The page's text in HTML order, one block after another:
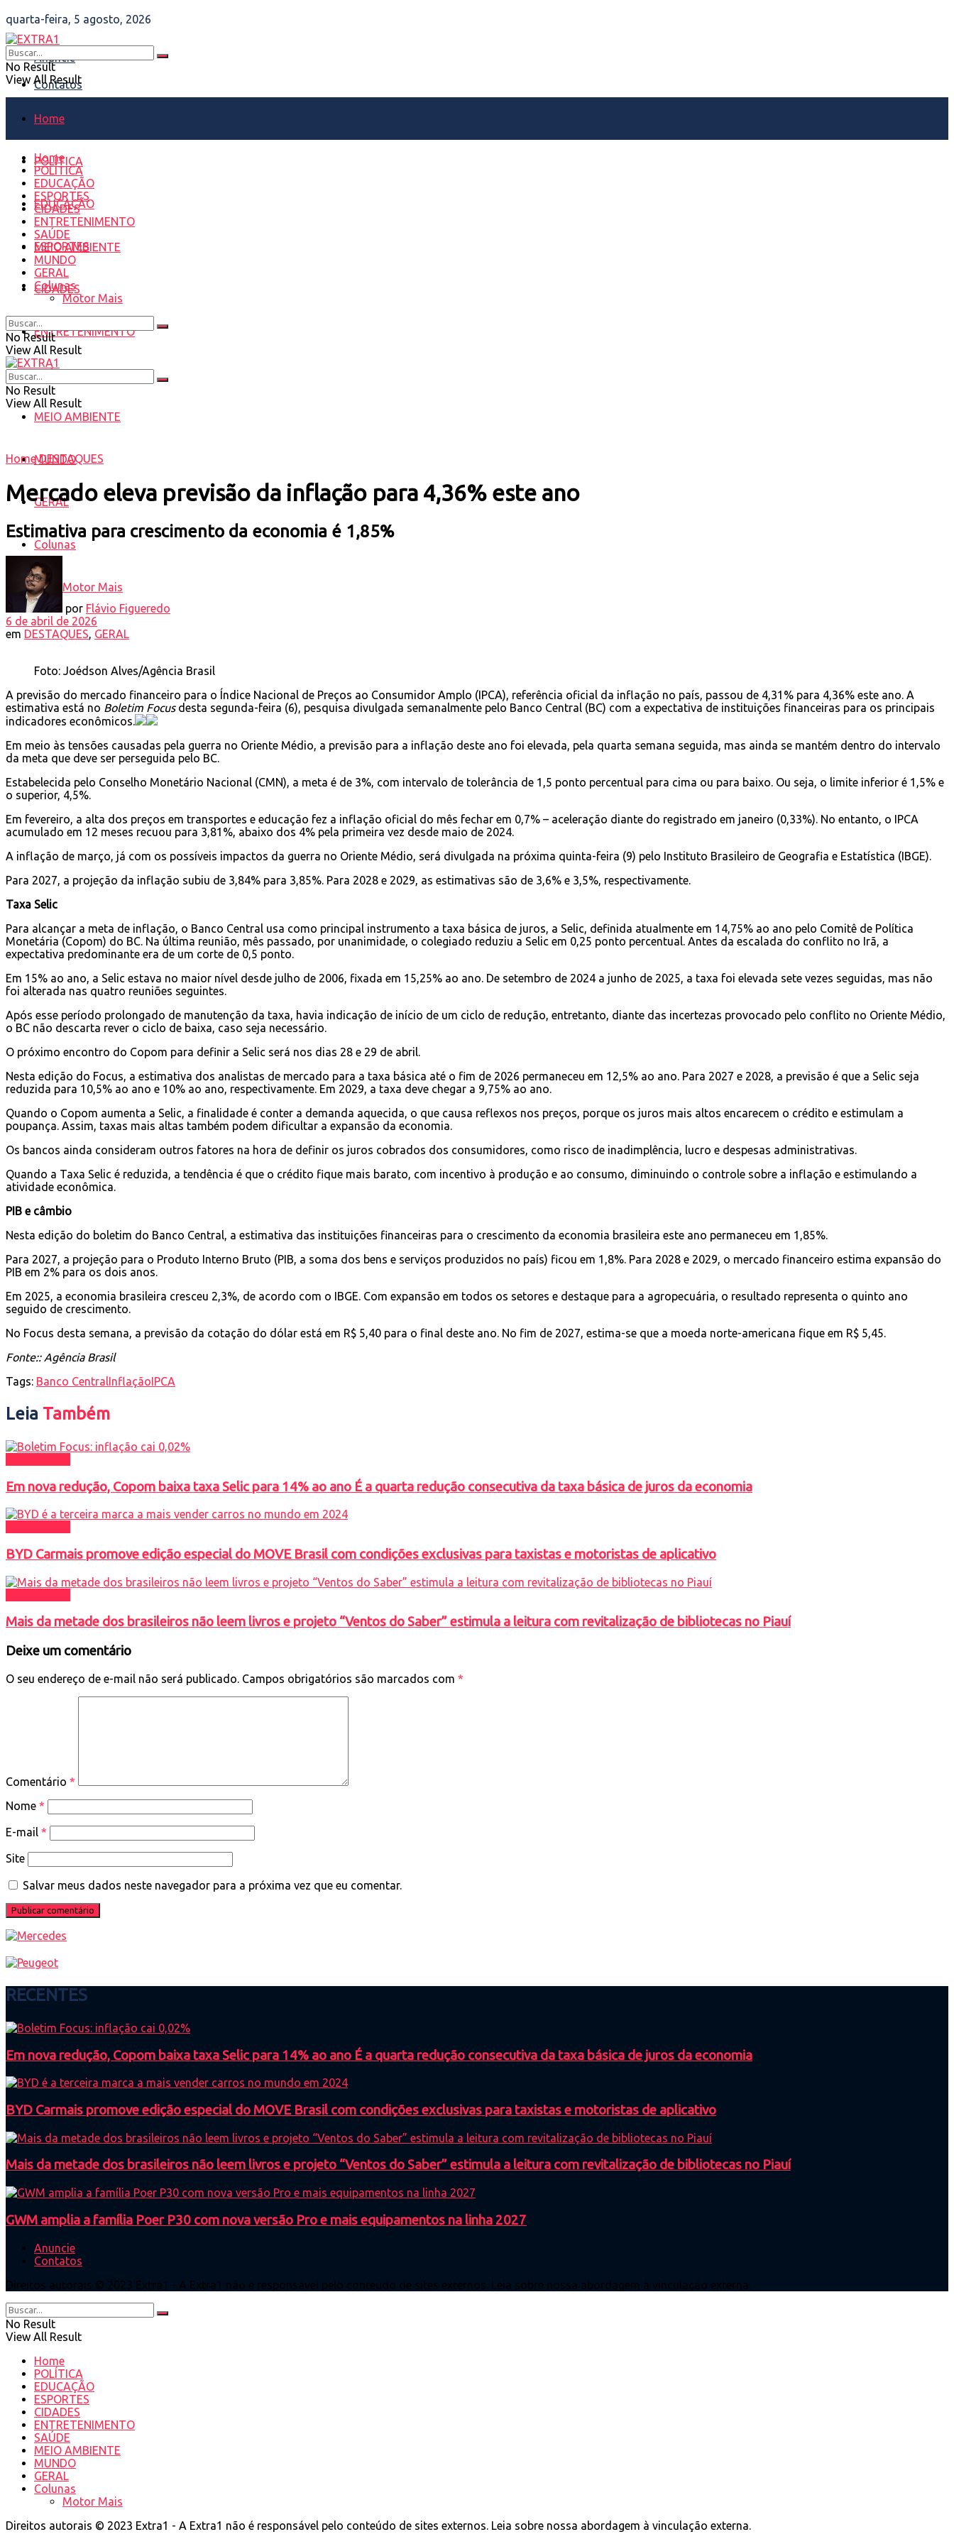
quarta-feira, 5 agosto, 2026
Anuncie
Contatos
No Result
View All Result
Home
POLÍTICA
EDUCAÇÃO
ESPORTES
CIDADES
ENTRETENIMENTO
SAÚDE
MEIO AMBIENTE
MUNDO
GERAL
Colunas
Motor Mais
Home
POLÍTICA
EDUCAÇÃO
ESPORTES
CIDADES
ENTRETENIMENTO
SAÚDE
MEIO AMBIENTE
MUNDO
GERAL
Colunas
Motor Mais
No Result
View All Result
No Result
View All Result
Home DESTAQUES
Mercado eleva previsão da inflação para 4,36% este ano
Estimativa para crescimento da economia é 1,85%
por Flávio Figueredo
6 de abril de 2026
em DESTAQUES, GERAL
Foto: Joédson Alves/Agência Brasil
A previsão do mercado financeiro para o Índice Nacional de Preços ao Consumidor Amplo (IPCA), referência oficial da inflação no país, passou de 4,31% para 4,36% este ano. A
estimativa está no Boletim Focusdesta segunda-feira (6), pesquisa divulgada semanalmente pelo Banco Central (BC) com a expectativa de instituições financeiras para os principais
indicadores econômicos.
Em meio às tensões causadas pela guerra no Oriente Médio, a previsão para a inflação deste ano foi elevada, pela quarta semana seguida, mas ainda se mantém dentro do intervalo
da meta que deve ser perseguida pelo BC.
Estabelecida pelo Conselho Monetário Nacional (CMN), a meta é de 3%, com intervalo de tolerância de 1,5 ponto percentual para cima ou para baixo. Ou seja, o limite inferior é 1,5% e
o superior, 4,5%.
Em fevereiro, a alta dos preços em transportes e educação fez a inflação oficial do mês fechar em 0,7% – aceleração diante do registrado em janeiro (0,33%). No entanto, o IPCA
acumulado em 12 meses recuou para 3,81%, abaixo dos 4% pela primeira vez desde maio de 2024.
A inflação de março, já com os possíveis impactos da guerra no Oriente Médio, será divulgada na próxima quinta-feira (9) pelo Instituto Brasileiro de Geografia e Estatística (IBGE).
Para 2027, a projeção da inflação subiu de 3,84% para 3,85%. Para 2028 e 2029, as estimativas são de 3,6% e 3,5%, respectivamente.
Taxa Selic
Para alcançar a meta de inflação, o Banco Central usa como principal instrumento a taxa básica de juros, a Selic, definida atualmente em 14,75% ao ano pelo Comitê de Política
Monetária (Copom) do BC. Na última reunião, mês passado, por unanimidade, o colegiado reduziu a Selic em 0,25 ponto percentual. Antes da escalada do conflito no Irã, a
expectativa predominante era de um corte de 0,5 ponto.
Em 15% ao ano, a Selic estava no maior nível desde julho de 2006, fixada em 15,25% ao ano. De setembro de 2024 a junho de 2025, a taxa foi elevada sete vezes seguidas, mas não
foi alterada nas quatro reuniões seguintes.
Após esse período prolongado de manutenção da taxa, havia indicação de início de um ciclo de redução, entretanto, diante das incertezas provocado pelo conflito no Oriente Médio,
o BC não descarta rever o ciclo de baixa, caso seja necessário.
O próximo encontro do Copom para definir a Selic será nos dias 28 e 29 de abril.
Nesta edição do Focus, a estimativa dos analistas de mercado para a taxa básica até o fim de 2026 permaneceu em 12,5% ao ano. Para 2027 e 2028, a previsão é que a Selic seja
reduzida para 10,5% ao ano e 10% ao ano, respectivamente. Em 2029, a taxa deve chegar a 9,75% ao ano.
Quando o Copom aumenta a Selic, a finalidade é conter a demanda aquecida, o que causa reflexos nos preços, porque os juros mais altos encarecem o crédito e estimulam a
poupança. Assim, taxas mais altas também podem dificultar a expansão da economia.
Os bancos ainda consideram outros fatores na hora de definir os juros cobrados dos consumidores, como risco de inadimplência, lucro e despesas administrativas.
Quando a Taxa Selic é reduzida, a tendência é que o crédito fique mais barato, com incentivo à produção e ao consumo, diminuindo o controle sobre a inflação e estimulando a
atividade econômica.
PIB e câmbio
Nesta edição do boletim do Banco Central, a estimativa das instituições financeiras para o crescimento da economia brasileira este ano permaneceu em 1,85%.
Para 2027, a projeção para o Produto Interno Bruto (PIB, a soma dos bens e serviços produzidos no país) ficou em 1,8%. Para 2028 e 2029, o mercado financeiro estima expansão do
PIB em 2% para os dois anos.
Em 2025, a economia brasileira cresceu 2,3%, de acordo com o IBGE. Com expansão em todos os setores e destaque para a agropecuária, o resultado representa o quinto ano
seguido de crescimento.
No Focus desta semana, a previsão da cotação do dólar está em R$ 5,40 para o final deste ano. No fim de 2027, estima-se que a moeda norte-americana fique em R$ 5,45.
Fonte:: Agência Brasil
Tags: Banco CentralInflaçãoIPCA
Leia Também
Em nova redução, Copom baixa taxa Selic para 14% ao ano É a quarta redução consecutiva da taxa básica de juros da economia
BYD Carmais promove edição especial do MOVE Brasil com condições exclusivas para taxistas e motoristas de aplicativo
Mais da metade dos brasileiros não leem livros e projeto “Ventos do Saber” estimula a leitura com revitalização de bibliotecas no Piauí
Deixe um comentário
O seu endereço de e-mail não será publicado. Campos obrigatórios são marcados com *
Comentário *
Nome *
E-mail *
Site
Salvar meus dados neste navegador para a próxima vez que eu comentar.
RECENTES
Em nova redução, Copom baixa taxa Selic para 14% ao ano É a quarta redução consecutiva da taxa básica de juros da economia
BYD Carmais promove edição especial do MOVE Brasil com condições exclusivas para taxistas e motoristas de aplicativo
Mais da metade dos brasileiros não leem livros e projeto “Ventos do Saber” estimula a leitura com revitalização de bibliotecas no Piauí
GWM amplia a família Poer P30 com nova versão Pro e mais equipamentos na linha 2027
Anuncie
Contatos
Direitos autorais © 2023 Extra1 - A Extra1 não é responsável pelo conteúdo de sites externos. Leia sobre nossa abordagem à vinculação externa.
No Result
View All Result
Home
POLÍTICA
EDUCAÇÃO
ESPORTES
CIDADES
ENTRETENIMENTO
SAÚDE
MEIO AMBIENTE
MUNDO
GERAL
Colunas
Motor Mais
Direitos autorais © 2023 Extra1 - A Extra1 não é responsável pelo conteúdo de sites externos. Leia sobre nossa abordagem à vinculação externa.